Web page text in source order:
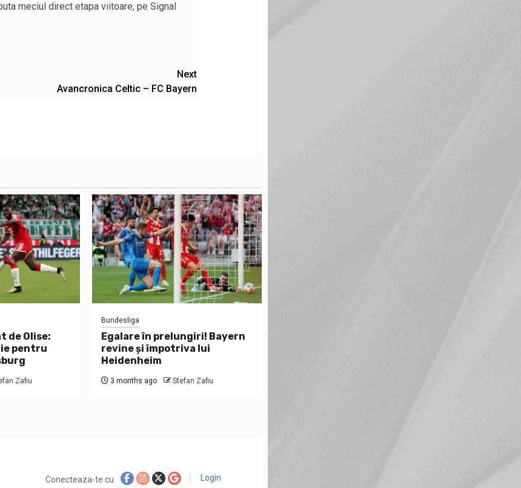
meciul direct etapa viitoare, pe Signal
Next
Avancronica Celtic – FC Bayern
de Olise:
pentru
Zafiu
Bundesliga
Egalare în prelungiri! Bayern
revine și împotriva lui
Heidenheim
3 months ago Stefan Zafiu
Conecteaza-te cu Login